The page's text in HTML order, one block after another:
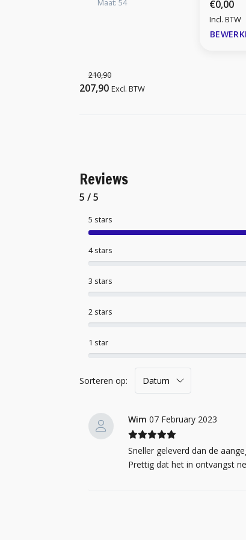
Maat: 54 €0,00
Incl. BTW
210,90
207,90 Excl. BTW
Reviews
5 / 5
1 star
2 stars
3 stars
4 stars
5 stars
Sorteren op:
Wim 07 February 2023
Sneller geleverd dan de
Prettig dat het in ontvangst